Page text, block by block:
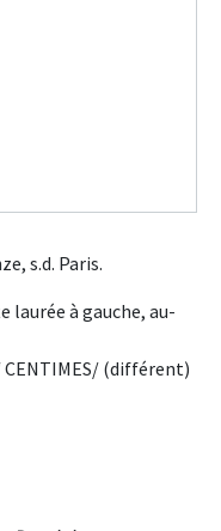
s.d. Paris.
laurée à gauche, au-
CENTIMES/ (différent)